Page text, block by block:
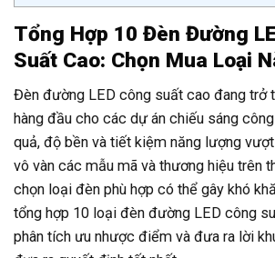
Tổng Hợp 10 Đèn Đường
Suất Cao: Chọn Mua Loại
Đèn đường LED công suất cao đang trở
hàng đầu cho các dự án chiếu sáng
quả, độ bền và tiết kiệm năng lượng
vô vàn các mẫu mã và thương hiệu trên
chọn loại đèn phù hợp có thể gây khó
tổng hợp 10 loại đèn đường LED công
phân tích ưu nhược điểm và đưa ra lời